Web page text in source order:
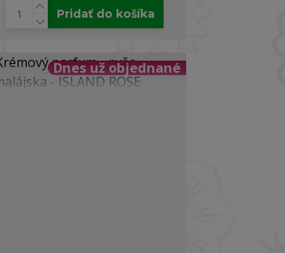
Pridať do košíka
Dnes už objednané